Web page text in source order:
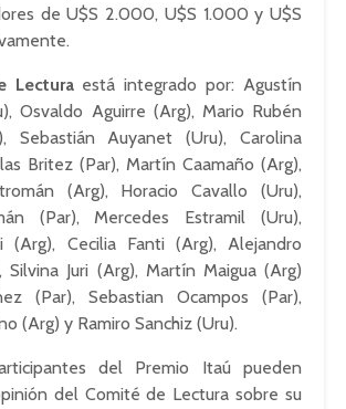
de U$S 2.000, U$S 1.000 y U$S
Lecturaestá integrado por: Agustín
Osvaldo Aguirre (Arg), Mario Rubén
Sebastián Auyanet (Uru), Carolina
Britez (Par), Martín Caamaño (Arg),
(Arg), Horacio Cavallo (Uru),
(Par), Mercedes Estramil (Uru),
(Arg), Cecilia Fanti (Arg), Alejandro
Silvina Juri (Arg), Martín Maigua (Arg)
(Par), Sebastian Ocampos (Par),
(Arg) y Ramiro Sanchiz (Uru).
del Premio Itaú pueden
del Comité de Lectura sobre su